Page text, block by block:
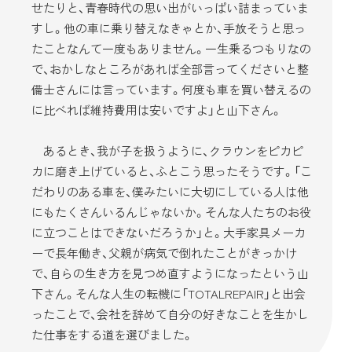
せたりと、青春時代の思い出がいっぱい詰まっていま
すし。他の車に乗り替えなきゃとか、手放そうと思っ
たことなんて一度もありません。一生乗るつもりなの
で、おかしなところがあれば全部言ってくださいと整
備士さんには言っています。何度も車を買い替えるの
に比べれば維持費用は安いですよ」と山下さん。
あるとき、我が子を扱うように、クラウンをピカピ
カに磨き上げていると、ふとこう思ったそうです。「こ
だわりのある車を、僕みたいに大切にしている人は他
にもたくさんいるんじゃないか。そんな人たちのお役
に立つことはできないだろうか」と。大手家具メーカ
ーで長年働き、父親が病気で倒れたことがきっかけ
で、自らの生き方を見つめ直すようになったという山
下さん。そんな人生の転機に「TOTALREPAIR」と出会
ったことで、会社を辞めて自分の好きなことを生かし
た仕事をする道を選びました。